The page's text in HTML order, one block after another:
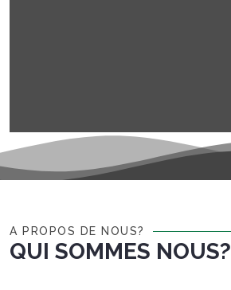
A PROPOS DE NOUS?
QUI SOMMES NOUS?